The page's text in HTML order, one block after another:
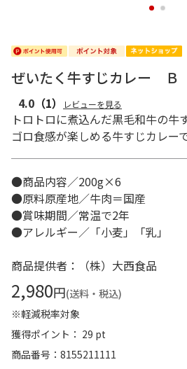
1 2
ぜいたく牛すじカレー Ｂ
4.0 （1） レビューを見る
トロトロに煮込んだ黒毛和牛の牛
ゴロ食感が楽しめる牛すじカレーで
●商品内容／200g×6
●原料原産地／牛肉＝国産
●賞味期間／常温で2年
●アレルギー／「小麦」「乳」
商品提供者：（株）大西食品
2,980円(送料・税込)
※軽減税率対象
獲得ポイント： 29 pt
商品番号
8155211111